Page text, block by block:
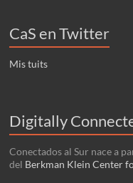
CaS en Twitter
Mis tuits
Digitally
Conectados al Sur nace a
del Berkman Klein Center